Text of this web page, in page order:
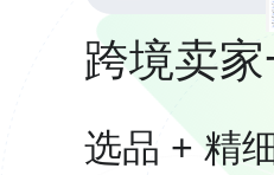
跨境卖
选品 + 精